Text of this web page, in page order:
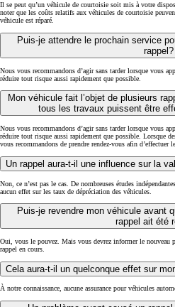
Il se peut qu’un véhicule de courtoisie soit mis à votre
noter que les coûts relatifs aux véhicules de courtoisie
véhicule est réparé.
Puis-je attendre le prochain service
rappel?
Nous vous recommandons d’agir sans tarder lorsque vous
réduire tout risque aussi rapidement que possible.
Mon véhicule fait l’objet de plusieurs
tous les travaux puissent être
Nous vous recommandons d’agir sans tarder lorsque vous
réduire tout risque aussi rapidement que possible. Lorsque
vous recommandons de prendre rendez-vous afin d’effectuer
Un rappel aura-t-il une influence sur la
Non, ce n’est pas le cas. De nombreuses études
aucun effet sur les taux de dépréciation des véhicules.
Puis-je revendre mon véhicule avant
rappel ait été
Oui, vous le pouvez. Mais vous devrez informer le nouveau
rappel en cours.
Cela aura-t-il un quelconque effet sur
À notre connaissance, aucune assurance pour véhicules